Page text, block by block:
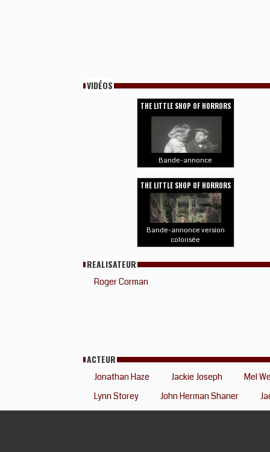
VIDÉOS
THE LITTLE SHOP OF HORRORS
Bande-annonce
THE LITTLE SHOP OF HORRORS
Bande-annonce version
colorisée
REALISATEUR
Roger Corman
ACTEUR
Jonathan Haze Jackie Joseph
Mel
Lynn Storey
John Herman Shaner